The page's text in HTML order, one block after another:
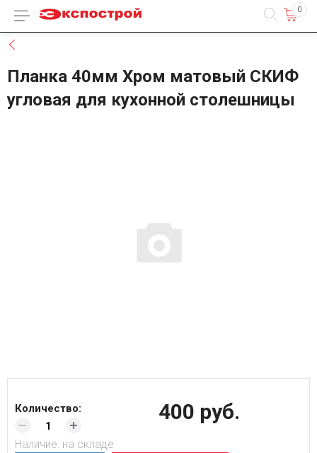
Каталог товаров 0
Планка 40мм Хром матовый СКИФ
угловая для кухонной столешницы
400 руб.
Количество:
Наличие: на складе